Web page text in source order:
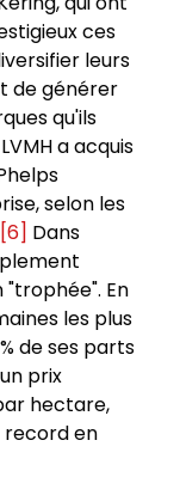
ces
leurs
de générer
qu'ils
a acquis
selon les
[6] Dans
En
les plus
de ses parts
prix
hectare,
record en